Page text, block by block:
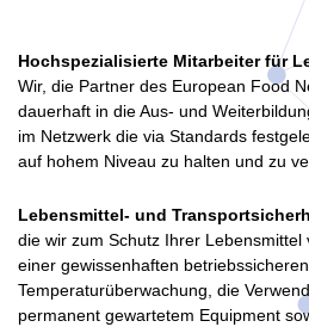
Hochspezialisierte Mitarbeiter für
Wir, die Partner des European Food
dauerhaft in die Aus- und
im Netzwerk die via Standards
auf hohem Niveau zu halten und zu
Lebensmittel- und
die wir zum Schutz Ihrer
einer gewissenhaften
Temperaturüberwachung, die
permanent gewartetem Equipment